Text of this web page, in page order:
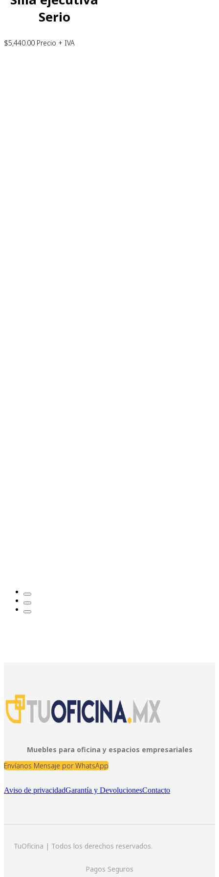
Serio
$5,440.00 Precio + IVA
Muebles para oficina y espacios empresariales
Envíanos Mensaje por WhatsApp
Aviso de privacidadGarantía y DevolucionesContacto
TuOficina | Todos los derechos reservados.
Pagos Seguros